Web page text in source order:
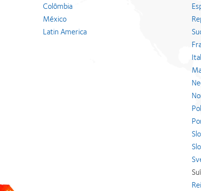
Colômbia
México
Latin America